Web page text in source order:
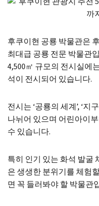
후쿠이현 공룡 박물관은
최대급 공룡 전문 박물관
4,500㎡ 규모의 전시실에
석이 전시되어 있습니다.
전시는 ‘공룡의 세계’, ‘지
나뉘어 있으며 어린아이
수 있습니다.
특히 인기 있는 화석 발굴
은 생생한 분위기를 체험
면 꼭 들러봐야 할 박물관